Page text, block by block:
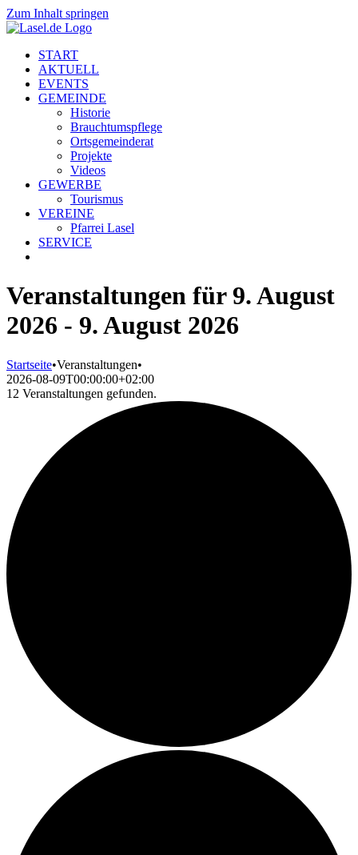
Zum Inhalt springen
START
AKTUELL
EVENTS
GEMEINDE
Historie
Brauchtumspflege
Ortsgemeinderat
Projekte
Videos
GEWERBE
Tourismus
VEREINE
Pfarrei Lasel
SERVICE
Veranstaltungen für 9. August
2026 - 9. August 2026
Startseite•Veranstaltungen•
2026-08-09T00:00:00+02:00
12 Veranstaltungen gefunden.